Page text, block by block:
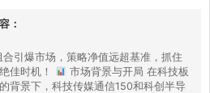
仅为3.3，凸显出AI
：
合引爆市场，策略净值远超基准，抓住
佳时机！
市场背景与开局 在科技板
背景下，科技传媒通信150和科创半导